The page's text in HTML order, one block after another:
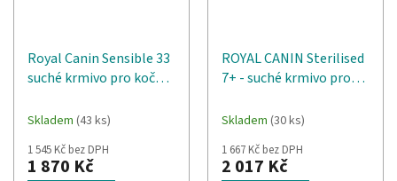
Royal Canin Sensible 33
suché krmivo pro kočky
Skladem (43 ks)
1 545 Kč bez DPH
1 870 Kč
ROYAL CANIN Sterilised
7+ - suché krmivo pro
Skladem (30 ks)
1 667 Kč bez DPH
2 017 Kč